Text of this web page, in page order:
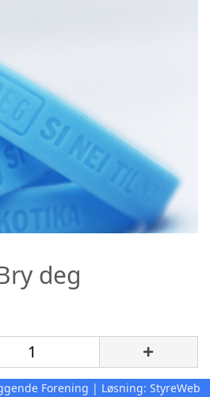
deg
Forening | Løsning: StyreWeb